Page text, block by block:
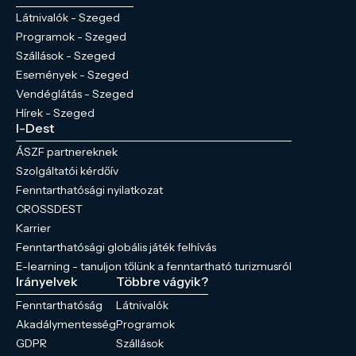
Látnivalók - Szeged
Programok - Szeged
Szállások - Szeged
Események - Szeged
Vendéglátás - Szeged
Hírek - Szeged
I-Dest
ÁSZF partnereknek
Szolgáltatói kérdőív
Fenntarthatósági nyilatkozat
CROSSDEST
Karrier
Fenntarthatósági globális játék felhívás
E-learning - tanuljon tőlünk a fenntartható turizmusról
Irányelvek
Fenntarthatóság
Akadálymentesség
GDPR
Többre vágyik?
Látnivalók
Programok
Szállások